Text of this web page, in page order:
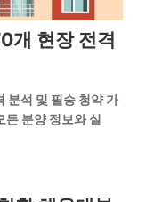
개 현장 전격
분석 및 필승 청약 가
분양 정보와 실